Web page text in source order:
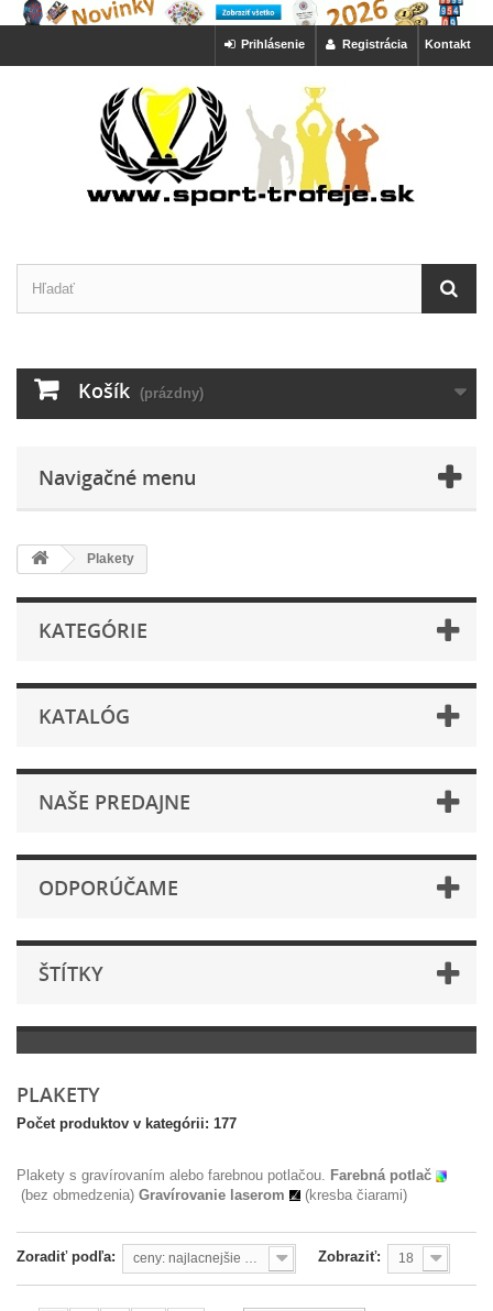
Kontakt
Registrácia
Prihlásenie
Košík (prázdny)
Navigačné menu
Plakety
KATEGÓRIE
KATALÓG
NAŠE PREDAJNE
ODPORÚČAME
ŠTÍTKY
PLAKETY
Počet produktov v kategórii: 177
Plakety s gravírovaním alebo farebnou potlačou. Farebná potlač
(bez obmedzenia) Gravírovanie laserom (kresba čiarami)
Zoradiť podľa: Zobraziť: 18